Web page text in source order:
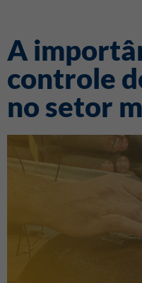
A
controle
no setor